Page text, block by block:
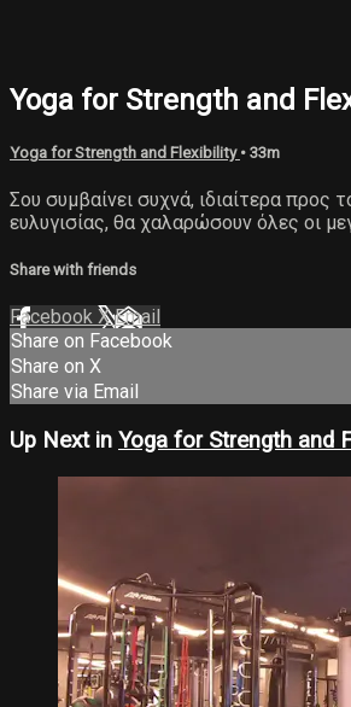
Yoga for Strength and
Yoga for Strength and Flexibility • 33m
Σου συμβαίνει συχνά, ιδιαίτερα
ευλυγισίας, θα χαλαρώσουν όλες οι
Share with friends
Facebook XEmail
Share on Facebook
Share on X
Share via Email
Up Next in Yoga for Strength and